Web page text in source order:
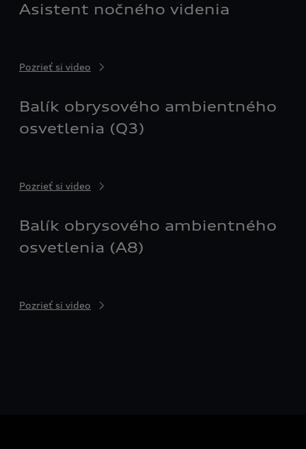
Asistent nočného videnia
Pozrieť si video
Balík obrysového ambientného
osvetlenia (Q3)
Pozrieť si video
Balík obrysového ambientného
osvetlenia (A8)
Pozrieť si video